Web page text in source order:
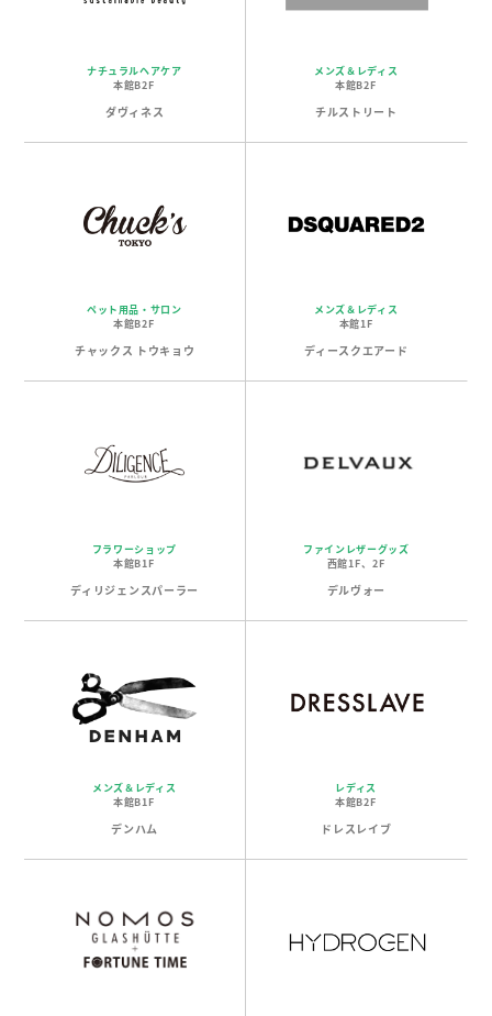
ナチュラルヘアケア
本館B2F
ダヴィネス
メンズ＆レディス
本館B2F
チルストリート
ペット用品・サロン
本館B2F
チャックス トウキョウ
メンズ＆レディス
本館1F
ディースクエアード
フラワーショップ
本館B1F
ディリジェンスパーラー
ファインレザーグッズ
西館1F、2F
デルヴォー
メンズ＆レディス
本館B1F
デンハム
レディス
本館B2F
ドレスレイブ